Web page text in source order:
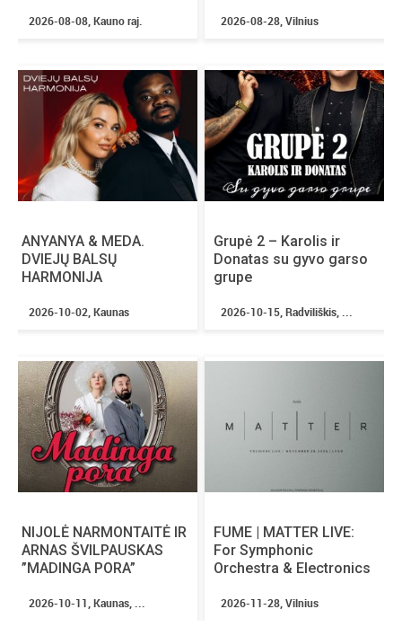
2026-08-08, Kauno raj. 2026-08-28, Vilnius
ANYANYA & MEDA.
DVIEJŲ BALSŲ
HARMONIJA
2026-10-02, Kaunas
Grupė 2 – Karolis ir
Donatas su gyvo garso
grupe
2026-10-15, Radviliškis, ...
NIJOLĖ NARMONTAITĖ IR
ARNAS ŠVILPAUSKAS
”MADINGA PORA”
2026-10-11, Kaunas, ...
FUME | MATTER LIVE:
For Symphonic
Orchestra & Electronics
2026-11-28, Vilnius